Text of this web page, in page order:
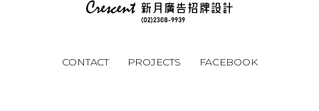
CONTACT PROJECTS FACEBOOK